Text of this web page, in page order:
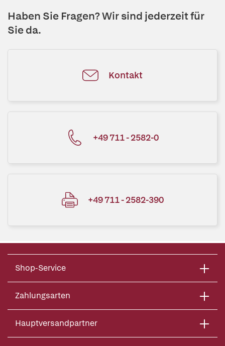
Haben Sie Fragen? Wir sind jederzeit für
Sie da.
Kontakt
+49 711 - 2582-0
+49 711 - 2582-390
Shop-Service
Zahlungsarten
Hauptversandpartner